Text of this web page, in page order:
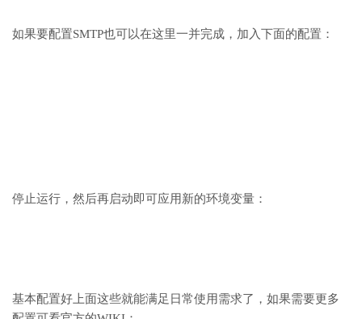
如果要配置SMTP也可以在这里一并完成，加入下面的配置：
停止运行，然后再启动即可应用新的环境变量：
基本配置好上面这些就能满足日常使用需求了，如果需要更多